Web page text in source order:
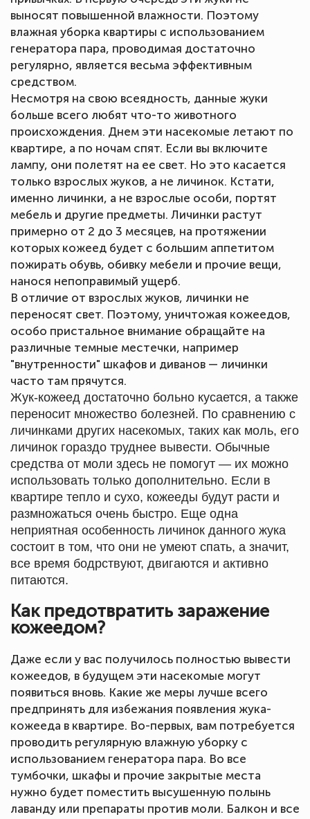
выносят повышенной влажности. Поэтому
влажная уборка квартиры с использованием
генератора пара, проводимая достаточно
регулярно, является весьма эффективным
средством.
Несмотря на свою всеядность, данные жуки
больше всего любят что-то животного
происхождения. Днем эти насекомые летают по
квартире, а по ночам спят. Если вы включите
лампу, они полетят на ее свет. Но это касается
только взрослых жуков, а не личинок. Кстати,
именно личинки, а не взрослые особи, портят
мебель и другие предметы. Личинки растут
примерно от 2 до 3 месяцев, на протяжении
которых кожеед будет с большим аппетитом
пожирать обувь, обивку мебели и прочие вещи,
нанося непоправимый ущерб.
В отличие от взрослых жуков, личинки не
переносят свет. Поэтому, уничтожая кожеедов,
особо пристальное внимание обращайте на
различные темные местечки, например
"внутренности" шкафов и диванов — личинки
часто там прячутся.
Жук-кожеед достаточно больно кусается, а также
переносит множество болезней. По сравнению с
личинками других насекомых, таких как моль, его
личинок гораздо труднее вывести. Обычные
средства от моли здесь не помогут — их можно
использовать только дополнительно. Если в
квартире тепло и сухо, кожееды будут расти и
размножаться очень быстро. Еще одна
неприятная особенность личинок данного жука
состоит в том, что они не умеют спать, а значит,
все время бодрствуют, двигаются и активно
питаются.
Как предотвратить заражение
кожеедом?
Даже если у вас получилось полностью вывести
кожеедов, в будущем эти насекомые могут
появиться вновь. Какие же меры лучше всего
предпринять для избежания появления жука-
кожееда в квартире. Во-первых, вам потребуется
проводить регулярную влажную уборку с
использованием генератора пара. Во все
тумбочки, шкафы и прочие закрытые места
нужно будет поместить высушенную полынь
лаванду или препараты против моли. Балкон и все